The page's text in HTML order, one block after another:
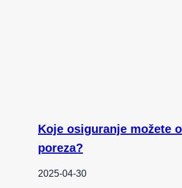
Koje osiguranje možete
poreza?
2025-04-30